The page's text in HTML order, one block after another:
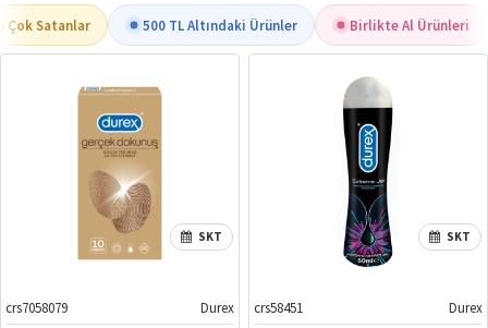
Çok Satanlar 500 TL Altındaki Ürünler Birlikte Al Ürünleri
SKT
crs7058079
Durex
SKT
crs58451
Durex